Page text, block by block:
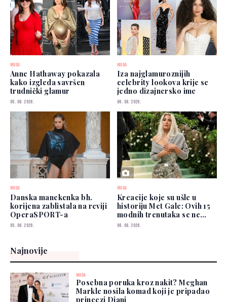
MODA
Anne Hathaway pokazala
kako izgleda savršen
trudnički glamur
05. 08. 2026.
MODA
Iza najglamuroznijih
celebrity lookova krije se
jedno dizajnersko ime
06. 08. 2026.
MODA
Danska manekenka bh.
korijena zablistala na reviji
OperaSPORT-a
05. 08. 2026.
MODA
Kreacije koje su ušle u
historiju Met Gale: Ovih 15
modnih trenutaka se ne
zaboravlja
06. 08. 2026.
Najnovije
MODA
Posebna poruka kroz nakit? Meghan
Markle nosila komad koji je pripadao
princezi Diani